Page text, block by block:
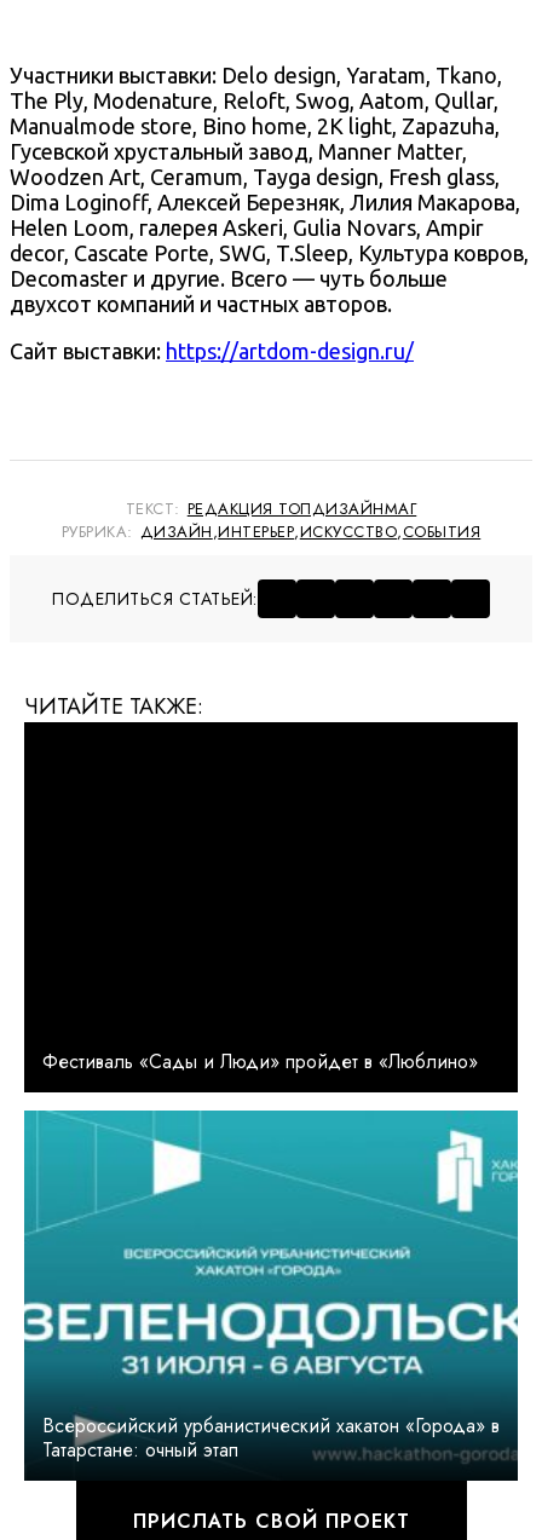
Участники выставки: Delo design, Yaratam, Tkano,
The Ply, Modenature, Reloft, Swog, Aatom, Qullar,
Manualmode store, Bino home, 2K light, Zapazuha,
Гусевской хрустальный завод, Manner Matter,
Woodzen Art, Ceramum, Tayga design, Fresh glass,
Dima Loginoff, Алексей Березняк, Лилия Макарова,
Helen Loom, галерея Askeri, Gulia Novars, Ampir
decor, Cascate Porte, SWG, T.Sleep, Культура ковров,
Decomaster и другие. Всего — чуть больше
двухсот компаний и частных авторов.
Сайт выставки: https://artdom-design.ru/
ТЕКСТ: РЕДАКЦИЯ ТОПДИЗАЙНМАГ
РУБРИКА: ДИЗАЙН,ИНТЕРЬЕР,ИСКУССТВО,СОБЫТИЯ
ПОДЕЛИТЬСЯ СТАТЬЕЙ:
ЧИТАЙТЕ ТАКЖЕ:
Фестиваль «Сады и Люди» пройдет в «Люблино»
Всероссийский урбанистический хакатон «Города» в
Татарстане: очный этап
ПРИСЛАТЬ СВОЙ ПРОЕКТ